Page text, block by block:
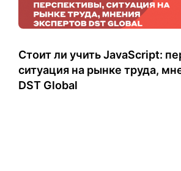
Стоит ли учить JavaScript:
ситуация на рынке труда,
DST Global